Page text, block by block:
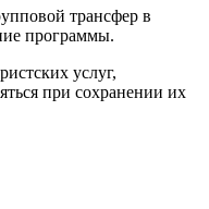
трансфер в
программы.
услуг,
при сохранении их